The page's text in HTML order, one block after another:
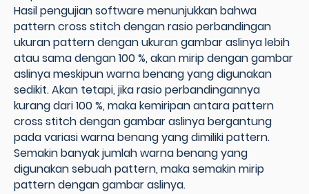
Hasil pengujian software menunjukkan bahwa
pattern cross stitch dengan rasio perbandingan
ukuran pattern dengan ukuran gambar aslinya lebih
atau sama dengan 100 %, akan mirip dengan gambar
aslinya meskipun warna benang yang digunakan
sedikit. Akan tetapi, jika rasio perbandingannya
kurang dari 100 %, maka kemiripan antara pattern
cross stitch dengan gambar aslinya bergantung
pada variasi warna benang yang dimiliki pattern.
Semakin banyak jumlah warna benang yang
digunakan sebuah pattern, maka semakin mirip
pattern dengan gambar aslinya.